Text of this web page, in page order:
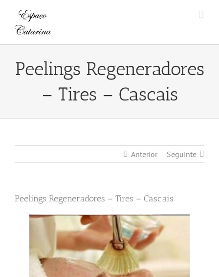
content
Peelings Regeneradores
– Tires – Cascais
Anterior Seguinte
Peelings Regeneradores – Tires – Cascais